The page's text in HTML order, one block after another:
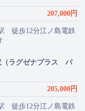
207,000円
徒歩12分江ノ島電鉄
（ラグゼナプラス パ
205,000円
徒歩12分江ノ島電鉄